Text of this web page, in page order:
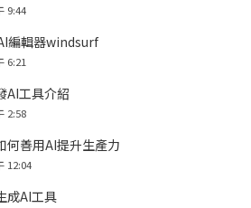
9:44
編輯器windsurf
6:21
AI工具介紹
2:58
何善用AI提升生產力
12:04
成AI工具